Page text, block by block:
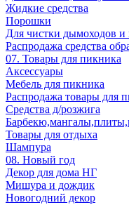
Жидкие средства
Порошки
Для чистки дымоходов и
Распродажа средства
07. Товары для пикника
Аксессуары
Мебель для пикника
Распродажа товары для
Средства д/розжига
Товары для отдыха
Шампура
08. Новый год
Декор для дома НГ
Мишура и дождик
Новогодний декор